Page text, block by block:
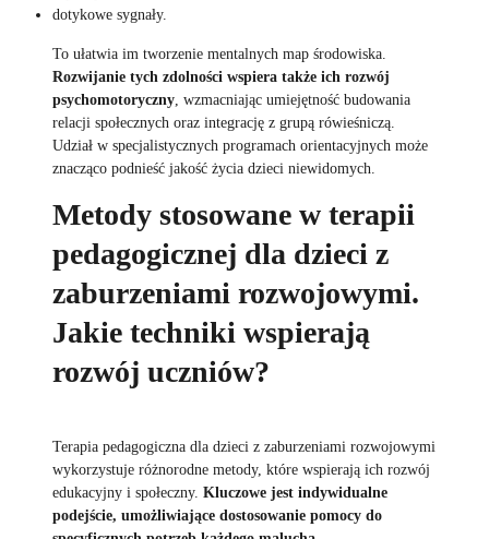
dotykowe sygnały.
To ułatwia im tworzenie mentalnych map środowiska.
Rozwijanie tych zdolności wspiera także ich rozwój
psychomotoryczny , wzmacniając umiejętność budowania
relacji społecznych oraz integrację z grupą rówieśniczą.
Udział w specjalistycznych programach orientacyjnych może
znacząco podnieść jakość życia dzieci niewidomych.
Metody stosowane w terapii
pedagogicznej dla dzieci z
zaburzeniami rozwojowymi.
Jakie techniki wspierają
rozwój uczniów?
Terapia pedagogiczna dla dzieci z zaburzeniami rozwojowymi
wykorzystuje różnorodne metody, które wspierają ich rozwój
edukacyjny i społeczny. Kluczowe jest indywidualne
podejście, umożliwiające dostosowanie pomocy do